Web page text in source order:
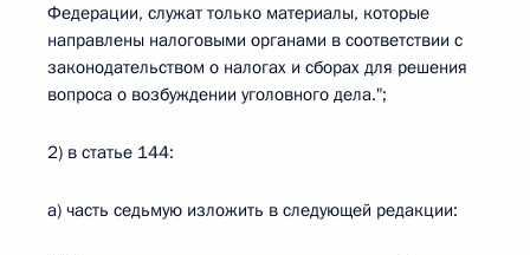
Федерации, служат только материалы, которые
направлены налоговыми органами в соответствии с
законодательством о налогах и сборах для решения
вопроса о возбуждении уголовного дела.";
2) в статье 144:
а) часть седьмую изложить в следующей редакции: